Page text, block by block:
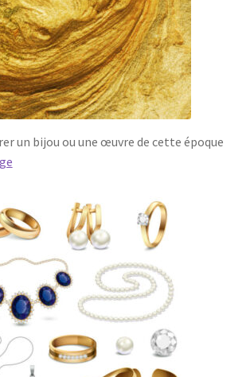
un bijou ou une œuvre de cette époque